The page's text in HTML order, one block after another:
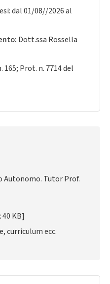
dal 01/08//2026 al
Dott.ssa Rossella
165; Prot. n. 7714 del
Autonomo. Tutor Prof.
40 KB]
curriculum ecc.